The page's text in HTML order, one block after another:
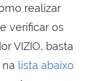
realizar
verificar os
VIZIO, basta
lista abaixo